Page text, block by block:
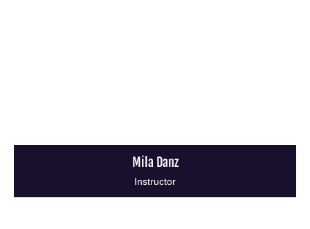
Mila Danz
Instructor